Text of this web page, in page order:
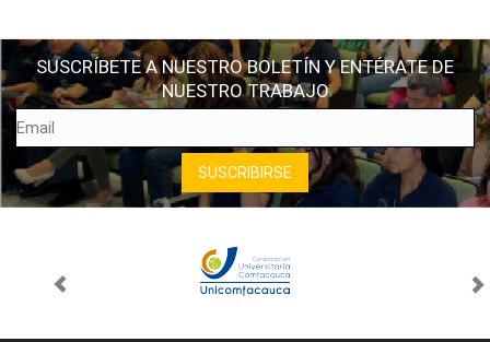
SUSCRÍBETE A NUESTRO BOLETÍN Y ENTÉRATE DE
NUESTRO TRABAJO